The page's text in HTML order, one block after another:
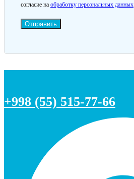
согласие на обработку персональных данных
Отправить
+998 (55) 515-77-66